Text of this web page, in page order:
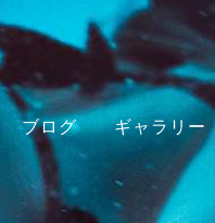
ブログ ギャラリー